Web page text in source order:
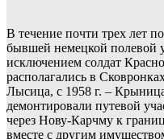
В течение почти трех лет
бывшей немецкой полевой
исключением солдат
располагались в
Лысица, с 1958 г. –
демонтировали путевой
через Нову-Карчму к
вместе с другим